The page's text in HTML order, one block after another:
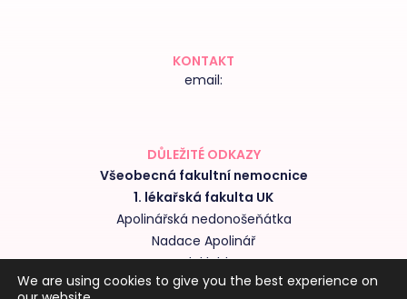
KONTAKT
email:
DŮLEŽITÉ ODKAZY
Všeobecná fakultní nemocnice
1. lékařská fakulta UK
Apolinářská nedonošeňátka
Nadace Apolinář
Nedoklubko
Výroční zprávy kliniky
We are using cookies to give you the best experience on